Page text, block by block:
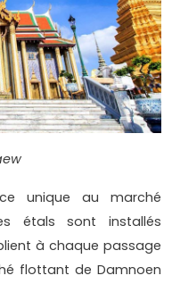
unique au marché
étals sont installés
à chaque passage
flottant de Damnoen